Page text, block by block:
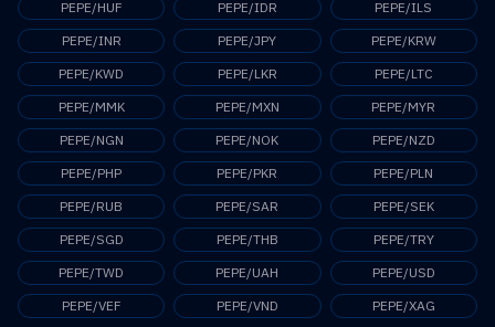
PEPE/HUF
PEPE/IDR
PEPE/ILS
PEPE/INR
PEPE/JPY
PEPE/KRW
PEPE/KWD
PEPE/LKR
PEPE/LTC
PEPE/MMK
PEPE/MXN
PEPE/MYR
PEPE/NGN
PEPE/NOK
PEPE/NZD
PEPE/PHP
PEPE/PKR
PEPE/PLN
PEPE/RUB
PEPE/SAR
PEPE/SEK
PEPE/SGD
PEPE/THB
PEPE/TRY
PEPE/TWD
PEPE/UAH
PEPE/USD
PEPE/VEF
PEPE/VND
PEPE/XAG